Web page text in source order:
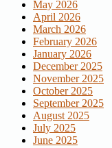
May 2026
April 2026
March 2026
February 2026
January 2026
December 2025
November 2025
October 2025
September 2025
August 2025
July 2025
June 2025